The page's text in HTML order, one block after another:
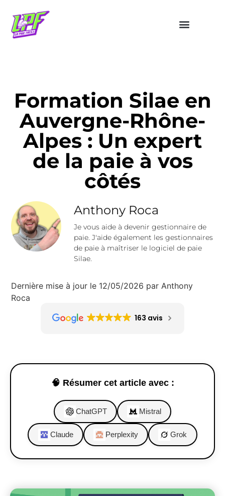
Formation Silae en
Auvergne-Rhône-
Alpes : Un expert
de la paie à vos
côtés
Anthony Roca
Je vous aide à devenir gestionnaire de
paie. J'aide également les gestionnaires
de paie à maîtriser le logiciel de paie
Silae.
Dernière mise à jour le 12/05/2026 par Anthony
Roca
163 avis
🧠 Résumer cet article avec :
ChatGPT Mistral
Claude Perplexity Grok